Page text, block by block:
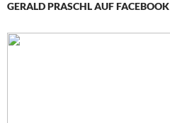
GERALD PRASCHL AUF FACEBOOK